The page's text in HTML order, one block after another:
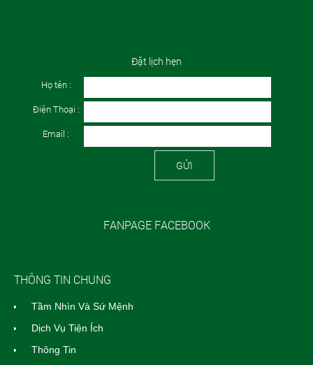
Đặt lịch hẹn
Họ tên :
Điện Thoại :
Email :
GỬI
FANPAGE FACEBOOK
THÔNG TIN CHUNG
Tầm Nhìn Và Sứ Mệnh
Dịch Vụ Tiện Ích
Thông Tin